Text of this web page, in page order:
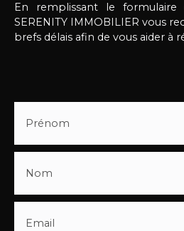
En remplissant le
SERENITY IMMOBILIER vous
brefs délais afin de vous aider à
Prénom
Nom
Email